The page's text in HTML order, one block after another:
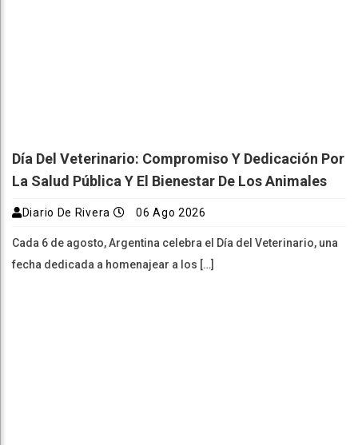
Día Del Veterinario: Compromiso Y Dedicación Por
La Salud Pública Y El Bienestar De Los Animales
Diario De Rivera 06 Ago 2026
Cada 6 de agosto, Argentina celebra el Día del Veterinario, una
fecha dedicada a homenajear a los […]